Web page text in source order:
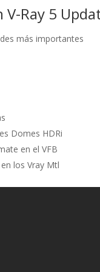
V-Ray 5
más importantes
Domes HDRi
en el VFB
los Vray Mtl